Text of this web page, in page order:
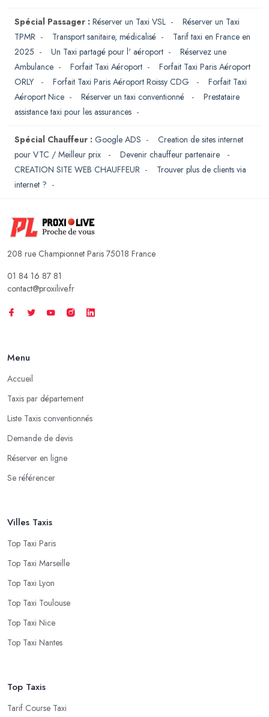
Spécial Passager : Réserver un Taxi VSL - Réserver un Taxi
TPMR - Transport sanitaire, médicalisé - Tarif taxi en France en
2025 - Un Taxi partagé pour l' aéroport - Réservez une
Ambulance - Forfait Taxi Aéroport - Forfait Taxi Paris Aéroport
ORLY
- Forfait Taxi Paris Aéroport Roissy CDG - Forfait Taxi
Aéroport Nice - Réserver un taxi conventionné - Prestataire
assistance taxi pour les assurances -
Spécial Chauffeur : Google ADS - Creation de sites internet
pour VTC / Meilleur prix
- Devenir chauffeur partenaire
-
CREATION SITE WEB CHAUFFEUR - Trouver plus de clients via
internet ? -
208 rue Championnet Paris 75018 France
01 84 16 87 81
contact@proxilive.fr
Menu
Accueil
Taxis par département
Liste Taxis conventionnés
Demande de devis
Réserver en ligne
Se référencer
Villes Taxis
Top Taxi Paris
Top Taxi Marseille
Top Taxi Lyon
Top Taxi Toulouse
Top Taxi Nice
Top Taxi Nantes
Top Taxis
Tarif Course Taxi